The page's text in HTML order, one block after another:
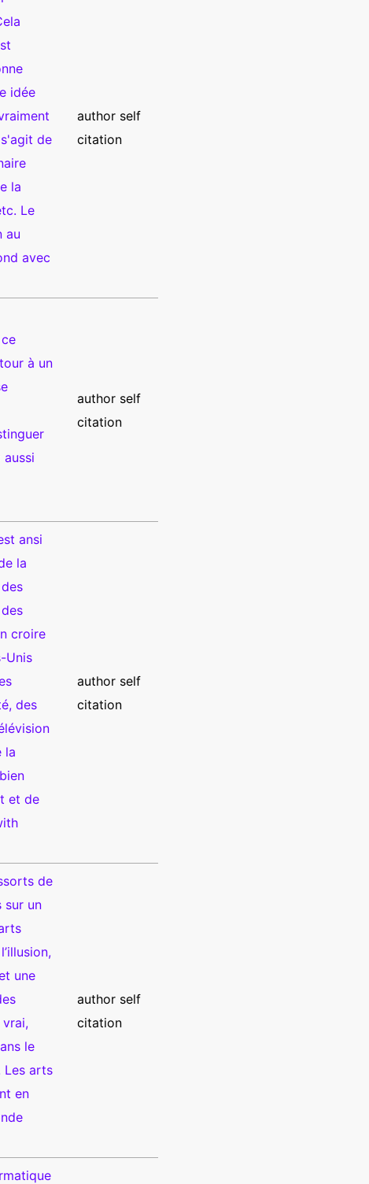
idée
de
la
Le
au
avec
author self
citation
à un
author self
citation
ansi
la
croire
Unis
des
la
et de
author self
citation
de
sur un
une
vrai,
le
Les arts
en
author self
citation